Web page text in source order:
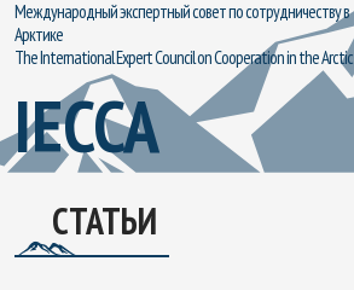
Международный экспертный совет по сотрудничеству в
Арктике
The International Expert Council on Cooperation in the Arctic
IECCA
СТАТЬИ